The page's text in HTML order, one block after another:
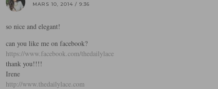
MARS 10, 2014 / 9:36
so nice and elegant!
can you like me on facebook?
https://www.facebook.com/thedailylace
thank you!!!!
Irene
http://www.thedailylace.com